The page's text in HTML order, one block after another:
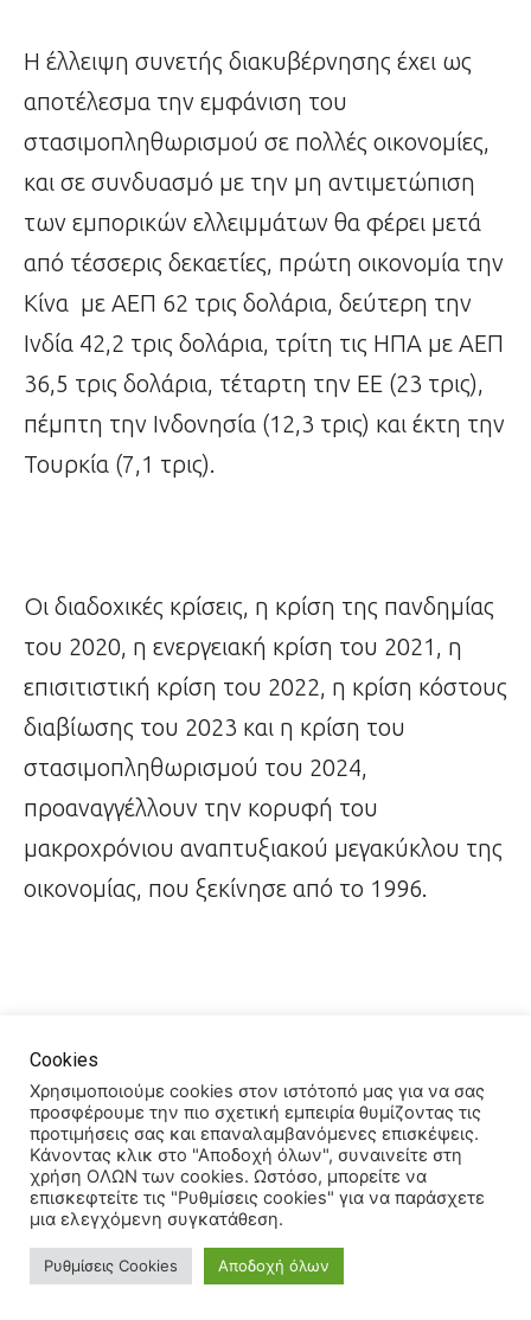
Η έλλειψη συνετής διακυβέρνησης έχει ως
αποτέλεσμα την εμφάνιση του
στασιμοπληθωρισμού σε πολλές οικονομίες,
και σε συνδυασμό με την μη αντιμετώπιση
των εμπορικών ελλειμμάτων θα φέρει μετά
από τέσσερις δεκαετίες, πρώτη οικονομία την
Κίνα με ΑΕΠ 62 τρις δολάρια, δεύτερη την
Ινδία 42,2 τρις δολάρια, τρίτη τις ΗΠΑ με ΑΕΠ
36,5 τρις δολάρια, τέταρτη την ΕΕ (23 τρις),
πέμπτη την Ινδονησία (12,3 τρις) και έκτη την
Τουρκία (7,1 τρις).
Οι διαδοχικές κρίσεις, η κρίση της πανδημίας
του 2020, η ενεργειακή κρίση του 2021, η
επισιτιστική κρίση του 2022, η κρίση κόστους
διαβίωσης του 2023 και η κρίση του
στασιμοπληθωρισμού του 2024,
προαναγγέλλουν την κορυφή του
μακροχρόνιου αναπτυξιακού μεγακύκλου της
οικονομίας, που ξεκίνησε από το 1996.
Ο Γιώργος Ατσαλάκης είναι Αναπληρωτής
Καθηγητής Πολυτεχνείου Κρήτης-
Εργαστήριο Ανάλυσης Δεδομένων και
Πρόβλεψης
Cookies
Χρησιμοποιούμε cookies στον ιστότοπό μας για να σας
προσφέρουμε την πιο σχετική εμπειρία θυμίζοντας τις
προτιμήσεις σας και επαναλαμβανόμενες επισκέψεις.
Κάνοντας κλικ στο "Αποδοχή όλων", συναινείτε στη
χρήση ΟΛΩΝ των cookies. Ωστόσο, μπορείτε να
επισκεφτείτε τις "Ρυθμίσεις cookies" για να παράσχετε
μια ελεγχόμενη συγκατάθεση.
Ρυθμίσεις Cookies Αποδοχή όλων